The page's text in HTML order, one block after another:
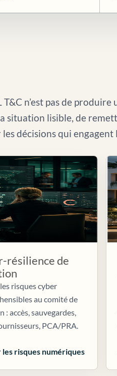
T&C n’est pas de
situation lisible, de
décisions qui engagent
résilience de
risques cyber
au comité de
: accès, sauvegardes,
PCA/PRA.
les risques numériques